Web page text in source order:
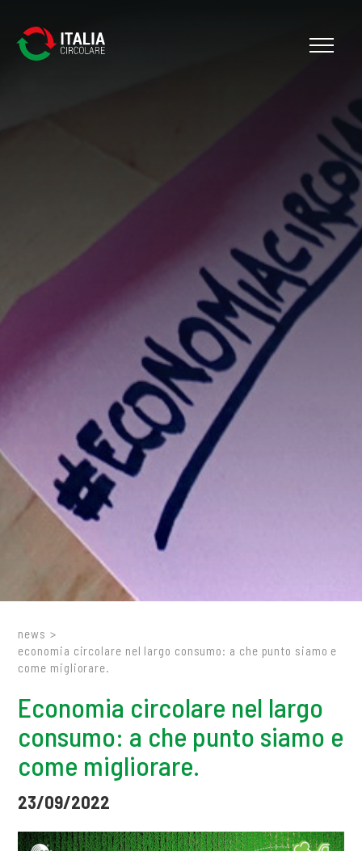
news >
economia circolare nel largo consumo: a che punto siamo e
come migliorare.
Economia circolare nel largo
consumo: a che punto siamo e
come migliorare.
23/09/2022